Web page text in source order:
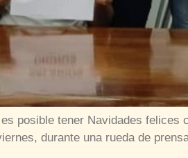
posible tener Navidades felices
durante una rueda de